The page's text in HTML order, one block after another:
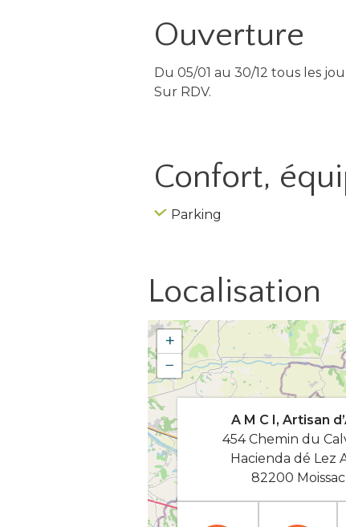
Ouverture
Du 05/01 au 30/12 tous les
Sur RDV.
Confort,
Parking
Localisation
+
−
A M C I, Artisan
454 Chemin du
Hacienda dé Lez
82200 Moissac